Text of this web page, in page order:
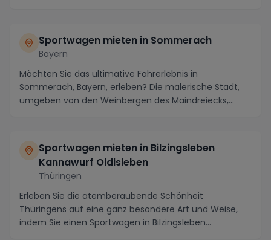
Sportwagen mieten in Sommerach
Bayern
Möchten Sie das ultimative Fahrerlebnis in
Sommerach, Bayern, erleben? Die malerische Stadt,
umgeben von den Weinbergen des Maindreiecks,
Sportwagen mieten in Bilzingsleben
Kannawurf Oldisleben
Thüringen
Erleben Sie die atemberaubende Schönheit
Thüringens auf eine ganz besondere Art und Weise,
indem Sie einen Sportwagen in Bilzingsleben